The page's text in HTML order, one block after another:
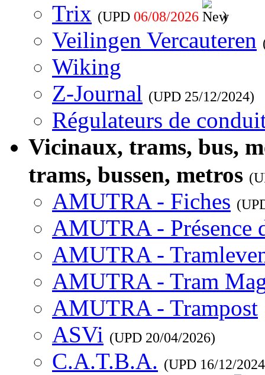
Trix (UPD 06/08/2026 )
Veilingen Vercauteren
Wiking
Z-Journal (UPD 25/12/2024)
Régulateurs de
Vicinaux, trams, bus,
trams, bussen, metros
AMUTRA - Fiches
AMUTRA - Présence
AMUTRA -
AMUTRA - Tram
AMUTRA - Trampost
ASVi (UPD 20/04/2026)
C.A.T.B.A. (UPD 16/12/2024